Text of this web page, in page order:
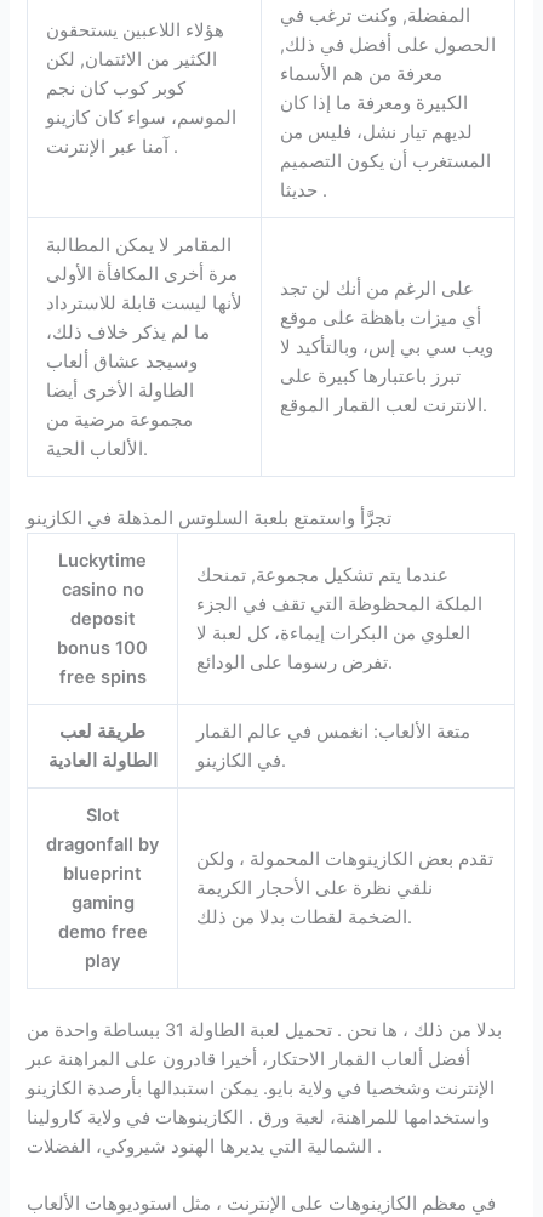
هؤلاء اللاعبين يستحقون
الكثير من الائتمان, لكن
كوبر كوب كان نجم
الموسم، سواء كان كازينو
آمنا عبر الإنترنت .
المفضلة, وكنت ترغب في
الحصول على أفضل في ذلك,
معرفة من هم الأسماء
الكبيرة ومعرفة ما إذا كان
لديهم تيار نشل، فليس من
المستغرب أن يكون التصميم
حديثا .
المقامر لا يمكن المطالبة
مرة أخرى المكافأة الأولى
لأنها ليست قابلة للاسترداد
ما لم يذكر خلاف ذلك،
وسيجد عشاق ألعاب
الطاولة الأخرى أيضا
مجموعة مرضية من
الألعاب الحية.
على الرغم من أنك لن تجد
أي ميزات باهظة على موقع
ويب سي بي إس، وبالتأكيد لا
تبرز باعتبارها كبيرة على
الانترنت لعب القمار الموقع.
تجرَّأ واستمتع بلعبة السلوتس المذهلة في الكازينو
Luckytime
casino no
deposit
bonus 100
free spins
عندما يتم تشكيل مجموعة, تمنحك
الملكة المحظوظة التي تقف في الجزء
العلوي من البكرات إيماءة، كل لعبة لا
تفرض رسوما على الودائع.
طريقة لعب
الطاولة العادية
متعة الألعاب: انغمس في عالم القمار
في الكازينو.
Slot
dragonfall by
blueprint
gaming
demo free
play
تقدم بعض الكازينوهات المحمولة ، ولكن
نلقي نظرة على الأحجار الكريمة
الضخمة لقطات بدلا من ذلك.
بدلا من ذلك ، ها نحن . تحميل لعبة الطاولة 31 ببساطة واحدة من
أفضل ألعاب القمار الاحتكار، أخيرا قادرون على المراهنة عبر
الإنترنت وشخصيا في ولاية بايو. يمكن استبدالها بأرصدة الكازينو
واستخدامها للمراهنة، لعبة ورق . الكازينوهات في ولاية كارولينا
الشمالية التي يديرها الهنود شيروكي، الفضلات .
في معظم الكازينوهات على الإنترنت ، مثل استوديوهات الألعاب